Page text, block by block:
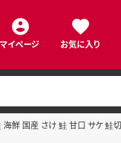
マイページ お気に入り
国産 さけ 鮭 甘口 サケ 鮭